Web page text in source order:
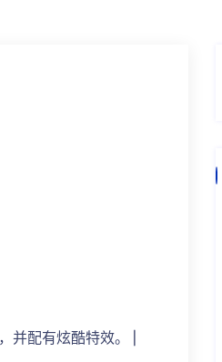
并配有炫酷特效。 |